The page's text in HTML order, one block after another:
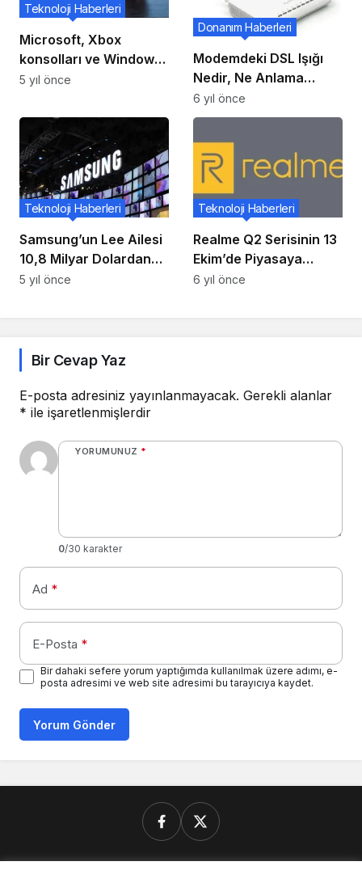
Microsoft, Xbox
konsolları ve Windows
PC’ler için 99 $ ‘lık
Kulaklığını duyurdu
Teknoloji Haberleri
5 yıl önce
Modemdeki DSL Işığı
Nedir, Ne Anlama
Gelir?
Donanım Haberleri
6 yıl önce
Samsung’un Lee Ailesi
10,8 Milyar Dolardan
Fazla Miras Vergisi
Teknoloji Haberleri
5 yıl önce
Realme Q2 Serisinin 13
Ekim’de Piyasaya
Çıkması Resmen
Teknoloji Haberleri
6 yıl önce
Bir Cevap Yaz
E-posta adresiniz yayınlanmayacak. Gerekli alanlar
* ile işaretlenmişlerdir
YORUMUNUZ *
0/30 karakter
Ad *
E-Posta *
Bir dahaki sefere yorum yaptığımda kullanılmak üzere adımı, e-
posta adresimi ve web site adresimi bu tarayıcıya kaydet.
Yorum Gönder